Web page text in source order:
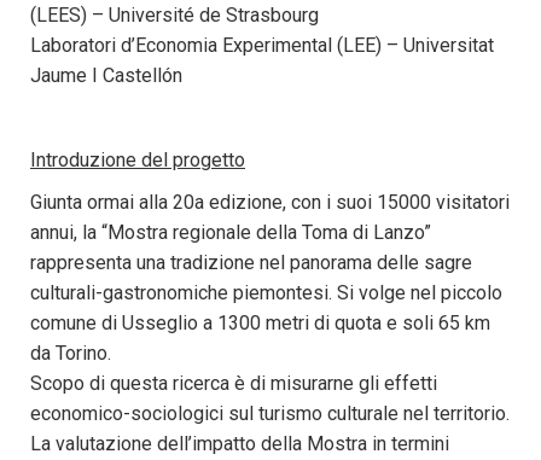
(LEES) – Université de Strasbourg
Laboratori d’Economia Experimental (LEE) – Universitat
Jaume I Castellón
Introduzione del progetto
Giunta ormai alla 20a edizione, con i suoi 15000 visitatori
annui, la “Mostra regionale della Toma di Lanzo”
rappresenta una tradizione nel panorama delle sagre
culturali-gastronomiche piemontesi. Si volge nel piccolo
comune di Usseglio a 1300 metri di quota e soli 65 km
da Torino.
Scopo di questa ricerca è di misurarne gli effetti
economico-sociologici sul turismo culturale nel territorio.
La valutazione dell’impatto della Mostra in termini